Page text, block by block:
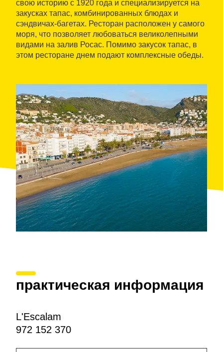
свою историю с 1920 года и специализируется на
закусках тапас, комбинированных блюдах и
сэндвичах-багетах. Ресторан расположен у самого
моря, что позволяет любоваться великолепными
видами на залив Росас. Помимо закусок тапас, в
этом ресторане днем подают комплексные обеды.
практическая информация
L'Escalam
972 152 370